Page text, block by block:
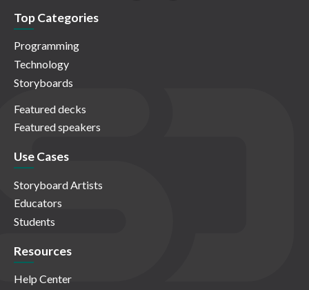
Top Categories
Programming
Technology
Storyboards
Featured decks
Featured speakers
Use Cases
Storyboard Artists
Educators
Students
Resources
Help Center